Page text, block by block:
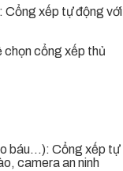
Cổng xếp tự động với
chọn cổng xếp thủ
báu…): Cổng xếp tự
camera an ninh